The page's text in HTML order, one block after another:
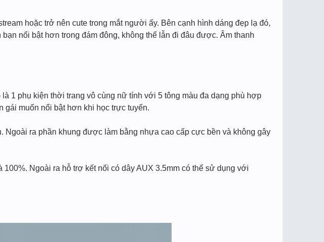
hoặc trở nên cute trong mắt người ấy. Bên cạnh hình dáng đẹp lạ đó,
nổi bật hơn trong đám đông, không thể lẫn đi đâu được. Âm thanh
1 phụ kiện thời trang vô cùng nữ tính với 5 tông màu đa dạng phù hợp
gái muốn nổi bật hơn khi học trực tuyến.
ra phần khung được làm bằng nhựa cao cấp cực bền và không gây
Ngoài ra hỗ trợ kết nối có dây AUX 3.5mm có thể sử dụng với